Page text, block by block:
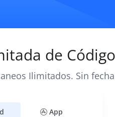
de
Ilimitados. Sin
App